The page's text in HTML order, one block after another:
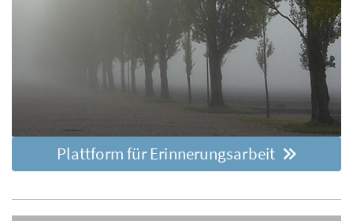
Plattform für Erinnerungsarbeit